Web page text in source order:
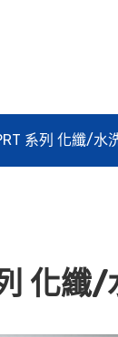
系列 化纖/水
化纖